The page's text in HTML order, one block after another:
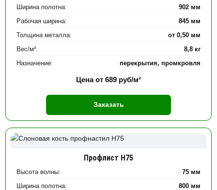
Ширина полотна:
902 мм
Рабочая ширина:
845 мм
Толщина металла:
от 0,50 мм
Вес/м²:
8,8 кг
Назначение:
перекрытия, промкровля
Цена от 689 руб/м²
Заказать
Профлист Н75
Высота волны:
75 мм
Ширина полотна:
800 мм